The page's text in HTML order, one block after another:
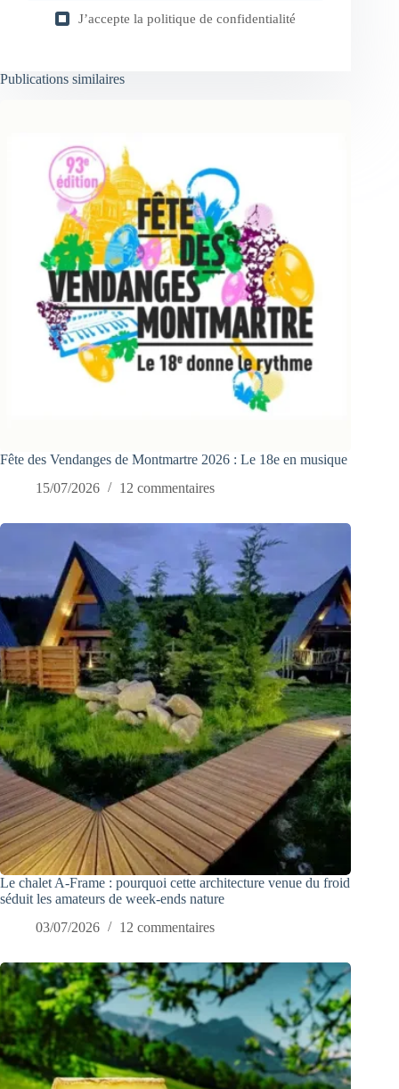
J’accepte la politique de confidentialité
Publications similaires
Fête des Vendanges de Montmartre 2026 : Le 18e en musique
15/07/2026
12 commentaires
Le chalet A-Frame : pourquoi cette architecture venue du froid
séduit les amateurs de week-ends nature
03/07/2026
12 commentaires